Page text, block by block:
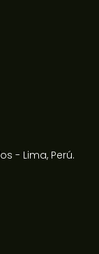
- Lima, Perú.